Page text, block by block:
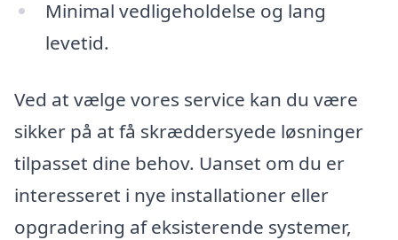
Minimal vedligeholdelse og lang
levetid.
Ved at vælge vores service kan du være
sikker på at få skræddersyede løsninger
tilpasset dine behov. Uanset om du er
interesseret i nye installationer eller
opgradering af eksisterende systemer,